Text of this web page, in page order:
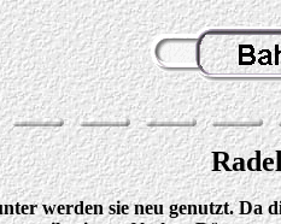
werden sie neu genutzt. Da